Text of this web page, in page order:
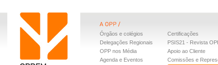
Órgãos e colégios
Delegações Regionais
OPP nos Média
Agenda e Eventos
Certificações
PSIS21 - Revista
Apoio ao Cliente
Comissões e